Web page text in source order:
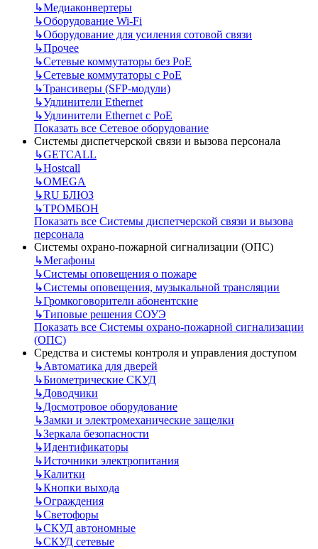
↳Медиаконвертеры
↳Оборудование Wi-Fi
↳Оборудование для усиления сотовой связи
↳Прочее
↳Сетевые коммутаторы без РоЕ
↳Сетевые коммутаторы с РоЕ
↳Трансиверы (SFP-модули)
↳Удлинители Ethernet
↳Удлинители Ethernet с PoE
Показать все Сетевое оборудование
Системы диспетчерской связи и вызова персонала
↳GETCALL
↳Hostcall
↳OMEGA
↳RU БЛЮЗ
↳ТРОМБОН
Показать все Системы диспетчерской связи и вызова
персонала
Системы охрано-пожарной сигнализации (ОПС)
↳Мегафоны
↳Системы оповещения о пожаре
↳Системы оповещения, музыкальной трансляции
↳Громкоговорители абонентские
↳Типовые решения СОУЭ
Показать все Системы охрано-пожарной сигнализации
(ОПС)
Средства и системы контроля и управления доступом
↳Автоматика для дверей
↳Биометрические СКУД
↳Доводчики
↳Досмотровое оборудование
↳Замки и электромеханические защелки
↳Зеркала безопасности
↳Идентификаторы
↳Источники электропитания
↳Калитки
↳Кнопки выхода
↳Ограждения
↳Светофоры
↳СКУД автономные
↳СКУД сетевые